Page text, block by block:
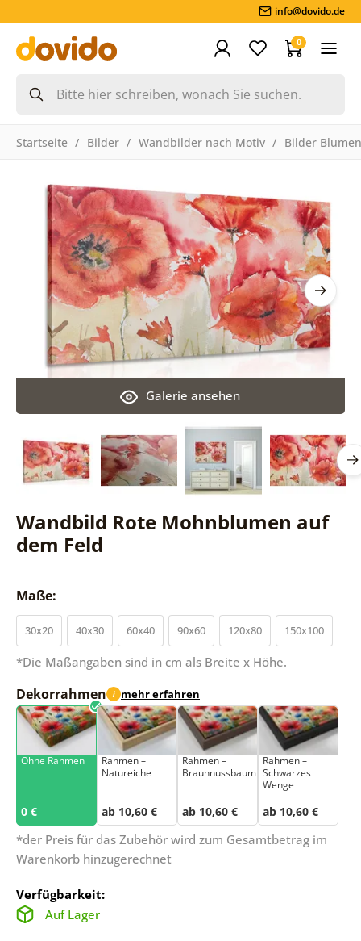
info@dovido.de
0
Startseite Bilder Wandbilder nach Motiv Bilder Blumen
Wandbild Rote Mohnblumen auf
dem Feld
Galerie ansehen
Maße:
30x20 40x30 60x40 90x60 120x80 150x100
*Die Maßangaben sind in cm als Breite x Höhe.
Dekorrahmen i mehr erfahren
Ohne Rahmen
0 €
Rahmen –
Natureiche
ab 10,60 €
Rahmen –
Braunnussbaum
ab 10,60 €
Rahmen –
Schwarzes
Wenge
ab 10,60 €
*der Preis für das Zubehör wird zum Gesamtbetrag im
Warenkorb hinzugerechnet
Verfügbarkeit:
Auf Lager